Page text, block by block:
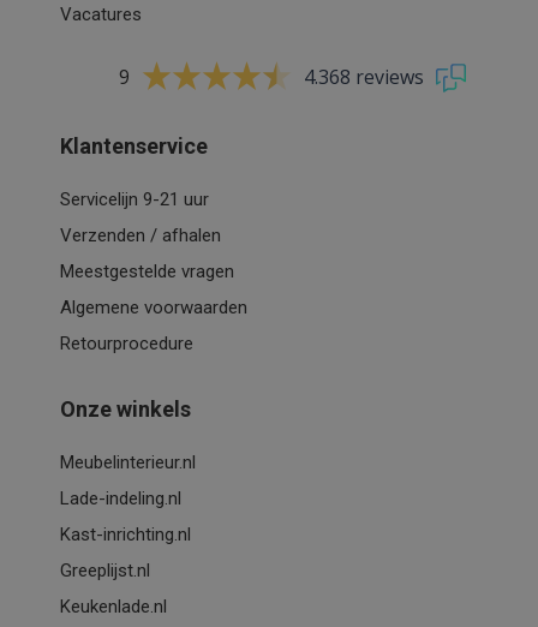
Vacatures
9 4.368 reviews
Klantenservice
Servicelijn 9-21 uur
Verzenden / afhalen
Meestgestelde vragen
Algemene voorwaarden
Retourprocedure
Onze winkels
Meubelinterieur.nl
Lade-indeling.nl
Kast-inrichting.nl
Greeplijst.nl
Keukenlade.nl